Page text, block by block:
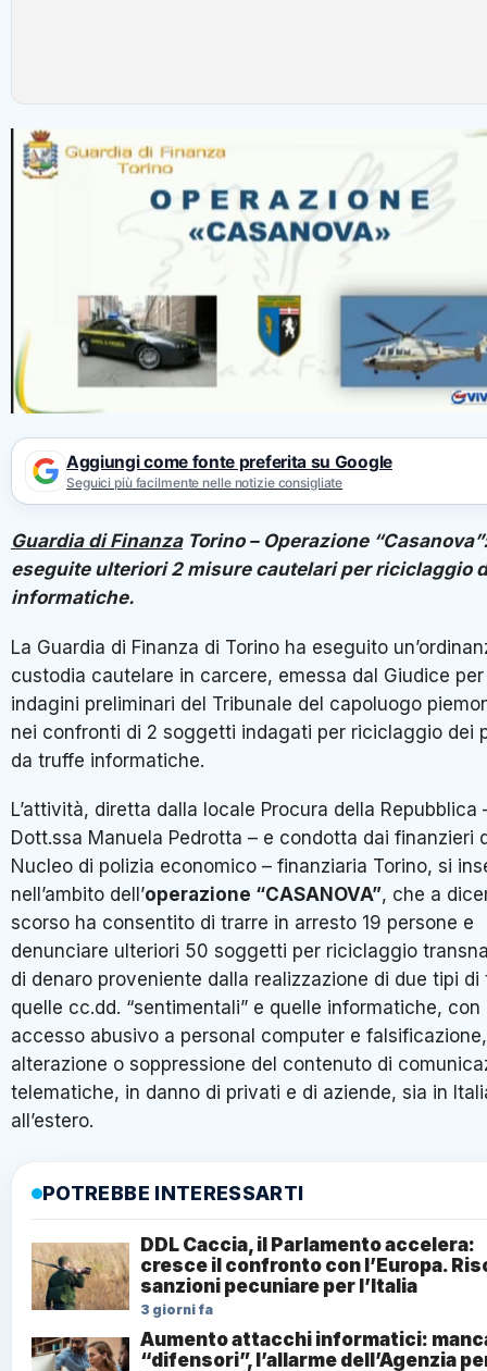
Aggiungi come fonte preferita su Google
Seguici più facilmente nelle notizie consigliate
Guardia di FinanzaTorino – Operazione
eseguite ulteriori 2 misure cautelari per riciclaggio
informatiche.
La Guardia di Finanza di Torino ha eseguito
custodia cautelare in carcere, emessa dal Giudice
indagini preliminari del Tribunale del capoluogo
nei confronti di 2 soggetti indagati per riciclaggio dei
da truffe informatiche.
L’attività, diretta dalla locale Procura della Repubblica
Dott.ssa Manuela Pedrotta – e condotta dai finanzieri
Nucleo di polizia economico – finanziaria Torino, si
nell’ambito dell’operazione “CASANOVA”, che a
scorso ha consentito di trarre in arresto 19 persone e
denunciare ulteriori 50 soggetti per riciclaggio
di denaro proveniente dalla realizzazione di due tipi di
quelle cc.dd. “sentimentali” e quelle informatiche, con
accesso abusivo a personal computer e falsificazione,
alterazione o soppressione del contenuto di
telematiche, in danno di privati e di aziende, sia in
all’estero.
POTREBBE INTERESSARTI
DDL Caccia, il Parlamento accelera:
cresce il confronto con l’Europa.
sanzioni pecuniare per l’Italia
3 giorni fa
Aumento attacchi informatici:
“difensori”, l’allarme dell’Agenzia